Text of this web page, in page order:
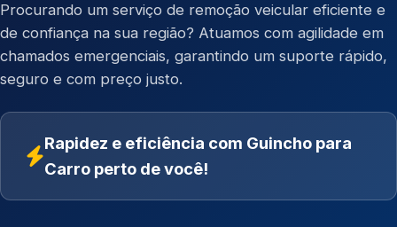
Procurando um serviço de remoção veicular eficiente e
de confiança na sua região? Atuamos com agilidade em
chamados emergenciais, garantindo um suporte rápido,
seguro e com preço justo.
Rapidez e eficiência com Guincho para
Carro perto de você!